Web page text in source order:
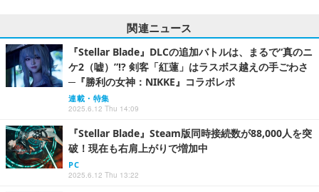
関連ニュース
『Stellar Blade』DLCの追加バトルは、まるで“真のニ
ケ2（嘘）”!? 剣客「紅蓮」はラスボス越えの手ごわさ
─『勝利の女神：NIKKE』コラボレポ
連載・特集
2025.6.12 Thu 14:09
『Stellar Blade』Steam版同時接続数が88,000人を突
破！現在も右肩上がりで増加中
PC
2025.6.12 Thu 13:22